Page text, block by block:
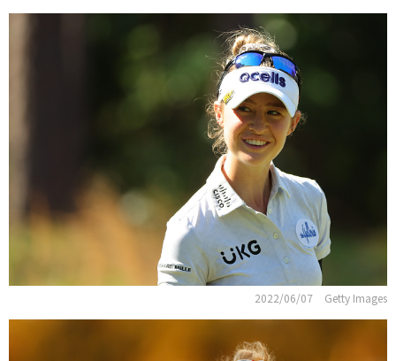
2022/06/07 Getty Images